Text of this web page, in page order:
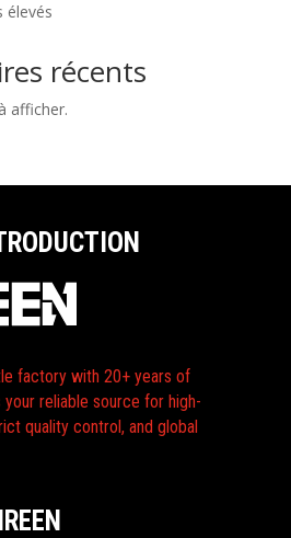
élevés
récents
afficher.
factory with 20+ years of
your reliable source for high-
quality control, and global